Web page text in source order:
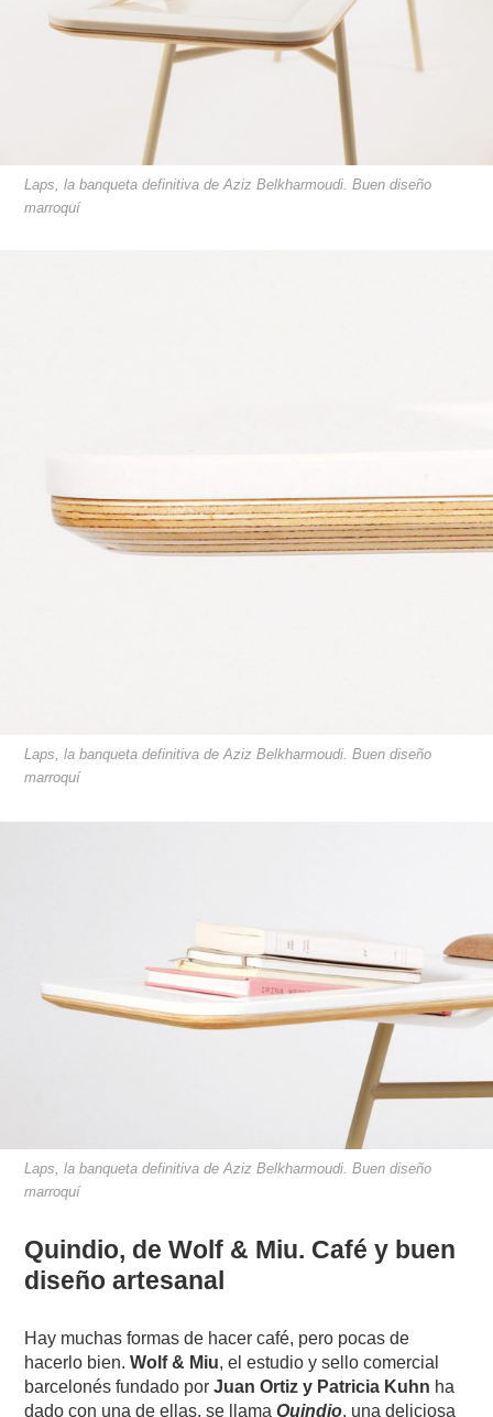
Laps, la banqueta definitiva de Aziz Belkharmoudi. Buen diseño
marroquí
Laps, la banqueta definitiva de Aziz Belkharmoudi. Buen diseño
marroquí
Laps, la banqueta definitiva de Aziz Belkharmoudi. Buen diseño
marroquí
Quindio, de Wolf & Miu. Café y buen
diseño artesanal
Hay muchas formas de hacer café, pero pocas de
hacerlo bien.Wolf & Miu, el estudio y sello comercial
barcelonés fundado porJuan Ortiz y Patricia Kuhn ha
dado con una de ellas, se llamaQuindio, una deliciosa